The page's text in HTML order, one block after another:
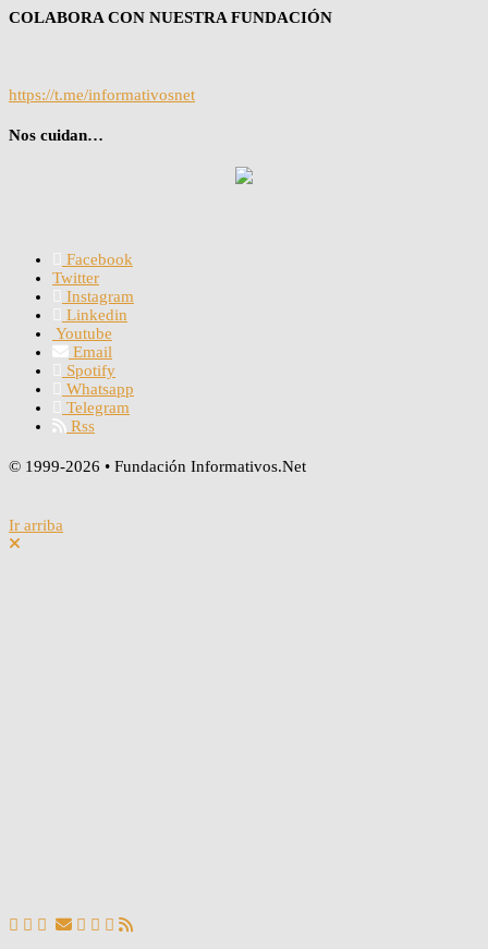
COLABORA CON NUESTRA FUNDACIÓN
https://t.me/informativosnet
Nos cuidan…
Facebook
Twitter
Instagram
Linkedin
Youtube
Email
Spotify
Whatsapp
Telegram
Rss
© 1999-2026 • Fundación Informativos.Net
Ir arriba